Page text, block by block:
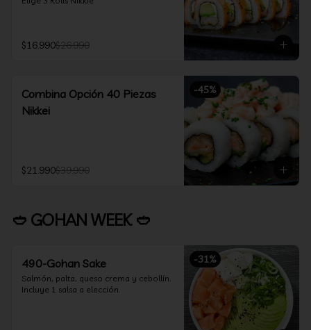
$16.990$26.990
-45%
Combina Opción 40 Piezas
Nikkei
$21.990$39.990
🥙 GOHAN WEEK 🥙
-31%
490-Gohan Sake
Salmón, palta, queso crema y cebollín.
Incluye 1 salsa a elección.